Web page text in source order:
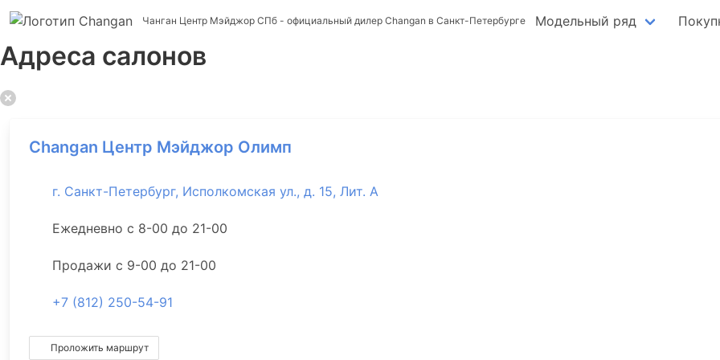
Чанган Центр Мэйджор СПб - официальный дилер Changan в Санкт-Петербурге Модельный ряд
Адреса салонов
Changan Центр Мэйджор Олимп
г. Санкт-Петербург, Исполкомская ул., д. 15, Лит. А
Ежедневно с 8-00 до 21-00
Продажи с 9-00 до 21-00
+7 (812) 250-54-91
Проложить маршрут